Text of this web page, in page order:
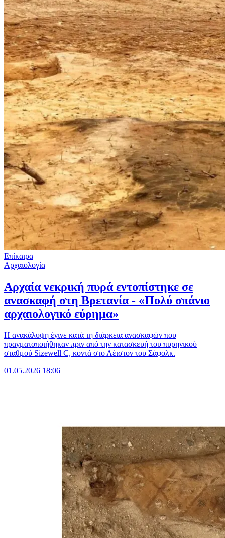
Επίκαιρα
Αρχαιολογία
Αρχαία νεκρική πυρά εντοπίστηκε σε
ανασκαφή στη Βρετανία - «Πολύ σπάνιο
αρχαιολογικό εύρημα»
Η ανακάλυψη έγινε κατά τη διάρκεια ανασκαφών που
πραγματοποιήθηκαν πριν από την κατασκευή του πυρηνικού
σταθμού Sizewell C, κοντά στο Λέιστον του Σάφολκ.
01.05.2026 18:06